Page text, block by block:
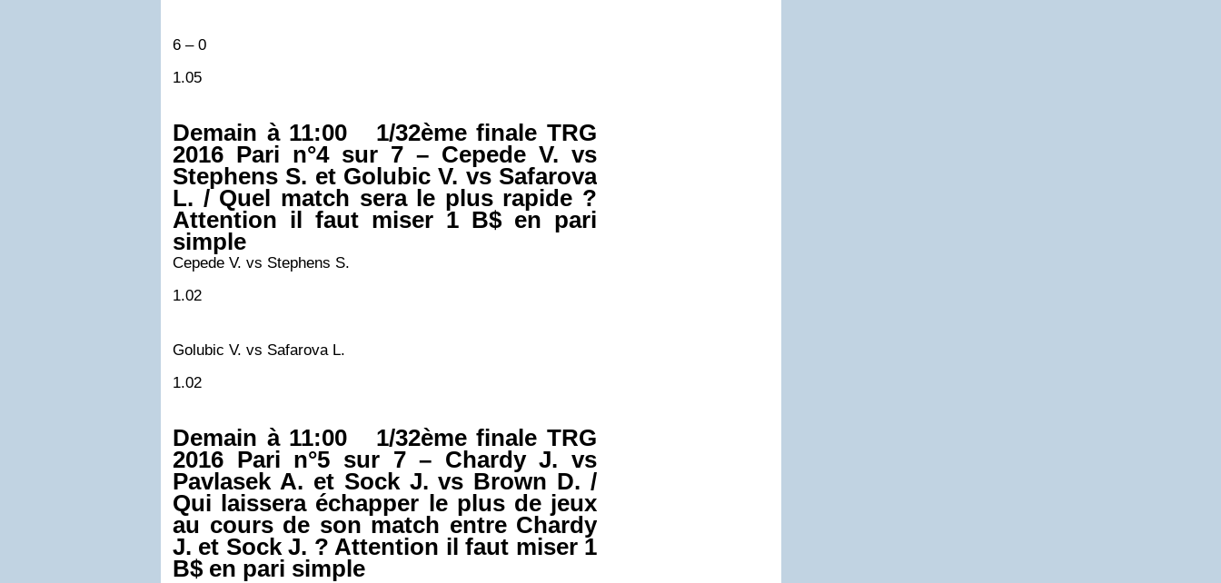
6 – 0
1.05
Demain à 11:00 1/32ème finale TRG
2016 Pari n°4 sur 7 – Cepede V. vs
Stephens S. et Golubic V. vs Safarova
L. / Quel match sera le plus rapide ?
Attention il faut miser 1 B$ en pari
simple
Cepede V. vs Stephens S.
1.02
Golubic V. vs Safarova L.
1.02
Demain à 11:00 1/32ème finale TRG
2016 Pari n°5 sur 7– Chardy J. vs
Pavlasek A. et Sock J. vs Brown D. /
Qui laissera échapper le plus de jeux
au cours de son match entre Chardy
J. et Sock J. ? Attention il faut miser 1
B$ en pari simple